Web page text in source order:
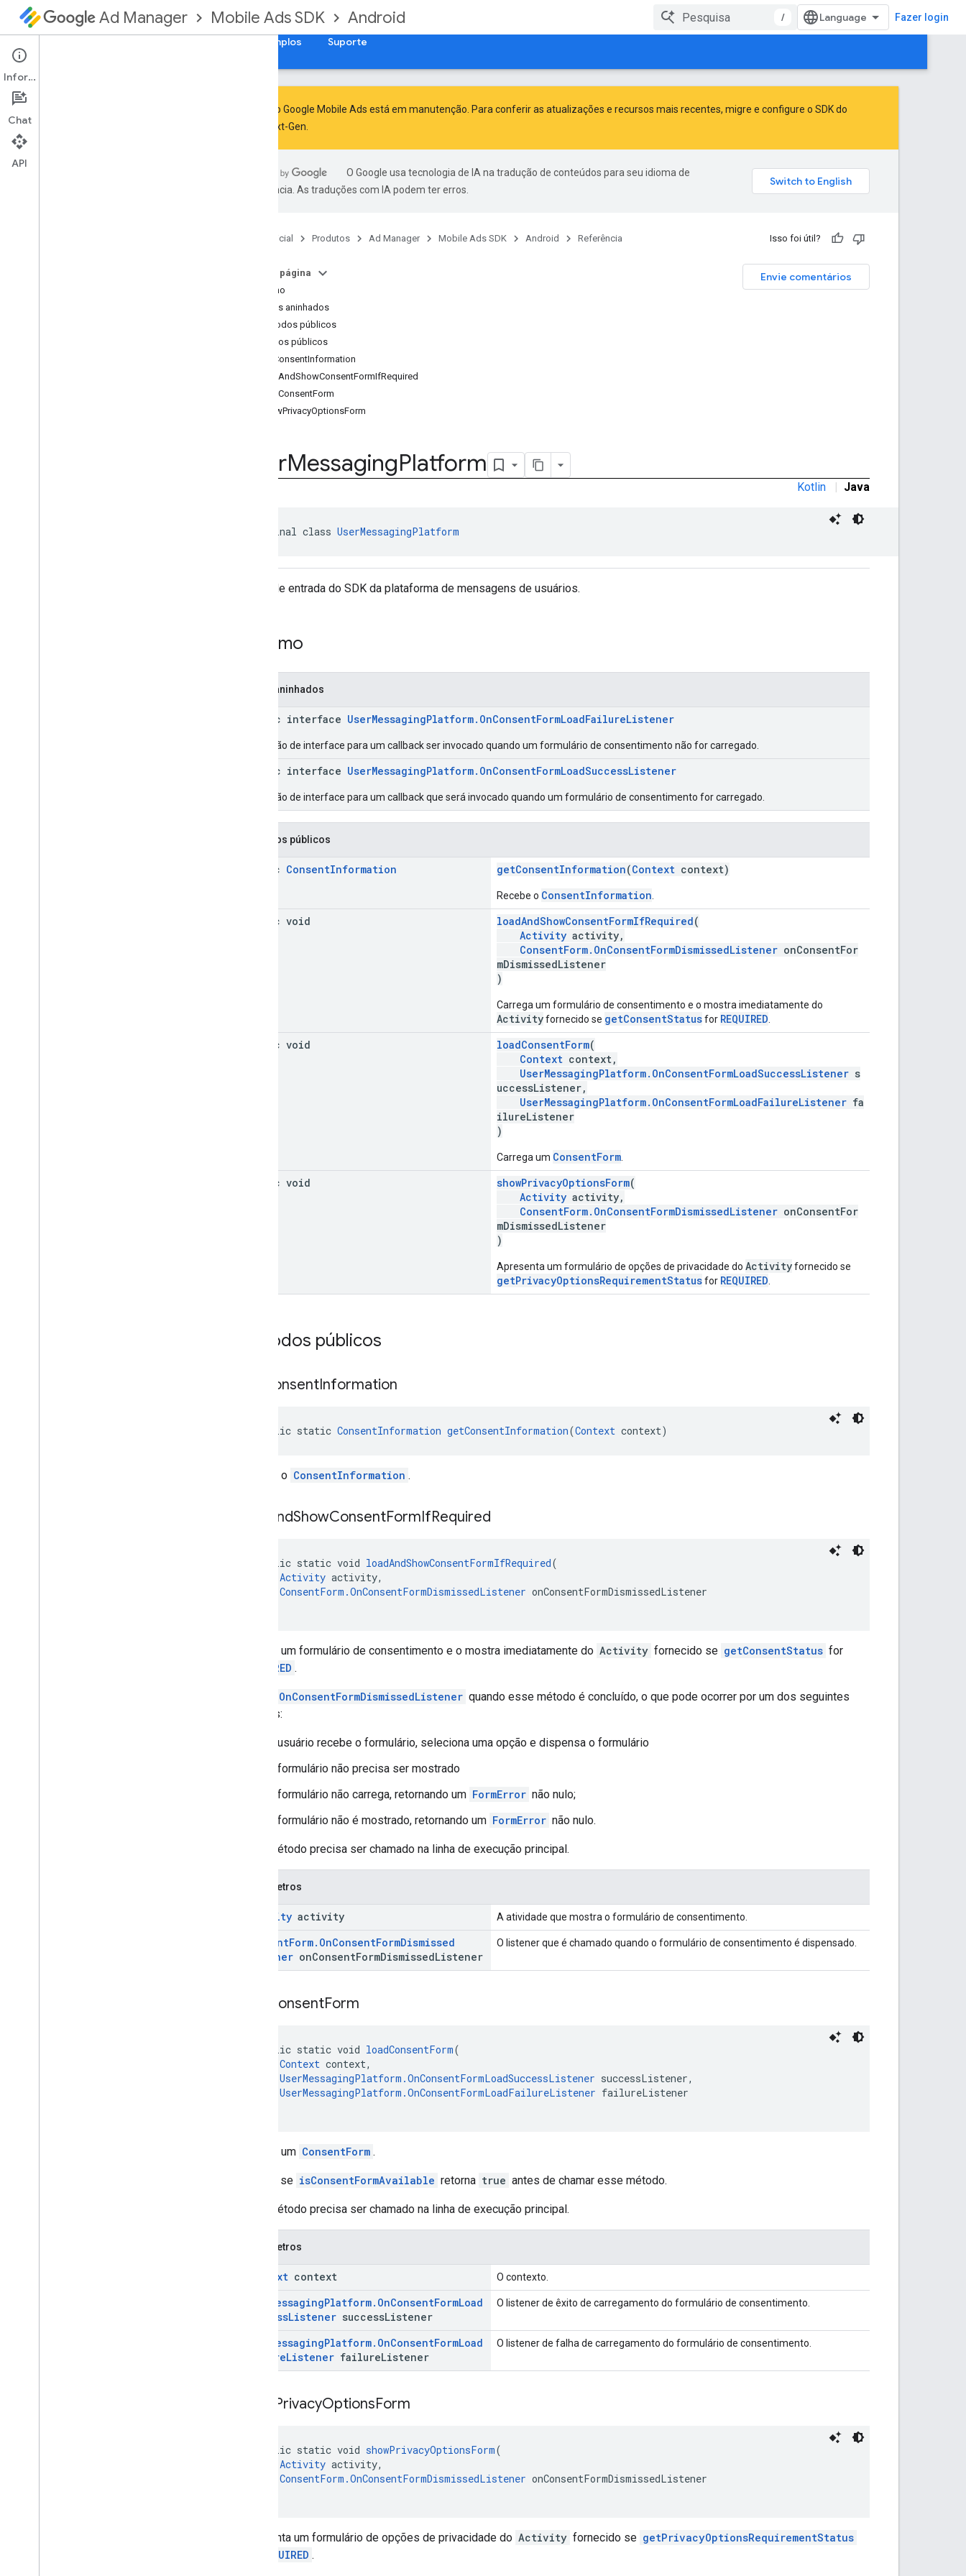
Ad Manager Mobile Ads SDK Android / Fazer login
Exemplos Suporte
SDK dos anúncios para dispositivos
O SDK do Google Mobile Ads está em manutenção. Para conferir as atualizações e recursos mais recentes, migre e configure o SDK do
GMA Next-Gen
O Google usa tecnologia de IA na tradução de conteúdos para seu idioma de
preferência. As traduções com IA podem ter erros.
Página inicial Produtos Ad Manager Mobile Ads SDK Android Referência Isso foi útil?
Envie comentários
Nesta página
Resumo
Tipos aninhados
Métodos públicos
Métodos públicos
getConsentInformation
loadAndShowConsentFormIfRequired
loadConsentForm
showPrivacyOptionsForm
UserMessagingPlatform
Kotlin | Java
public final class UserMessagingPlatform
Ponto de entrada do SDK da plataforma de mensagens de usuários.
Resumo
Tipos aninhados
public interface UserMessagingPlatform.OnConsentFormLoadFailureListener
Definição de interface para um callback ser invocado quando um formulário de consentimento não for carregado.
public interface UserMessagingPlatform.OnConsentFormLoadSuccessListener
Definição de interface para um callback que será invocado quando um formulário de consentimento for carregado.
Métodos públicos
static ConsentInformation getConsentInformation(Context context)
Recebe o ConsentInformation
static void loadAndShowConsentFormIfRequired(
Activity activity,
ConsentForm.OnConsentFormDismissedListener onConsentFor
mDismissedListener
)
Carrega um formulário de consentimento e o mostra imediatamente do
Activityfornecido se getConsentStatusfor REQUIRED
static void loadConsentForm(
Context context,
UserMessagingPlatform.OnConsentFormLoadSuccessListener s
uccessListener,
UserMessagingPlatform.OnConsentFormLoadFailureListener fa
ilureListener
)
Carrega um ConsentForm
static void showPrivacyOptionsForm(
Activity activity,
ConsentForm.OnConsentFormDismissedListener onConsentFor
mDismissedListener
)
Apresenta um formulário de opções de privacidade do Activityfornecido se
getPrivacyOptionsRequirementStatusfor REQUIRED
Métodos públicos
ConsentInformation
public static ConsentInformation getConsentInformation(Context context)
Recebe o ConsentInformation .
AndShowConsentFormIfRequired
public static void loadAndShowConsentFormIfRequired(
Activity activity,
ConsentForm.OnConsentFormDismissedListener onConsentFormDismissedListener
Carrega um formulário de consentimento e o mostra imediatamente do Activity fornecido se getConsentStatus for
REQUIRED .
OnConsentFormDismissedListener quando esse método é concluído, o que pode ocorrer por um dos seguintes
motivos:
o usuário recebe o formulário, seleciona uma opção e dispensa o formulário
o formulário não precisa ser mostrado
o formulário não carrega, retornando um FormError não nulo;
o formulário não é mostrado, retornando um FormError não nulo.
Esse método precisa ser chamado na linha de execução principal.
Parâmetros
Activity activity A atividade que mostra o formulário de consentimento.
ConsentForm. OnConsentFormDismissed
Listener onConsentFormDismissedListener
O listener que é chamado quando o formulário de consentimento é dispensado.
ConsentForm
public static void loadConsentForm(
Context context,
UserMessagingPlatform.OnConsentFormLoadSuccessListener successListener,
UserMessagingPlatform.OnConsentFormLoadFailureListener failureListener
Carrega um ConsentForm .
Verifica se isConsentFormAvailable retorna true antes de chamar esse método.
Esse método precisa ser chamado na linha de execução principal.
Parâmetros
Context context O contexto.
MessagingPlatform. OnConsentFormLoad
SuccessListener successListener
O listener de êxito de carregamento do formulário de consentimento.
MessagingPlatform. OnConsentFormLoad
FailureListener failureListener
O listener de falha de carregamento do formulário de consentimento.
PrivacyOptionsForm
public static void showPrivacyOptionsForm(
Activity activity,
ConsentForm.OnConsentFormDismissedListener onConsentFormDismissedListener
Apresenta um formulário de opções de privacidade do Activity fornecido se getPrivacyOptionsRequirementStatus
REQUIRED .
Informações
Chat
API